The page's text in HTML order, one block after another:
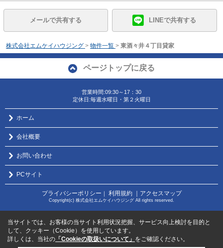
メールで共有する LINEで共有する
株式会社エムケイハウジング > 物件一覧 > 東酒々井４丁目貸家
ページトップに戻る
営業時間:09:30～17：30
定休日:毎週水曜日・第２火曜日
ホーム
会社概要
お問い合わせ
PCサイト
プライバシーポリシー 利用規約 ｜アクセスマップ
Copyright(c) 株式会社エムケイハウジング All rights reserved.
当サイトでは、お客様の当サイト利用状況把握、サービス向上検討を目的と
して、クッキー（Cookie）を使用しています。
詳しくは、当社の 「Cookieの取扱いについて」 をご確認ください。